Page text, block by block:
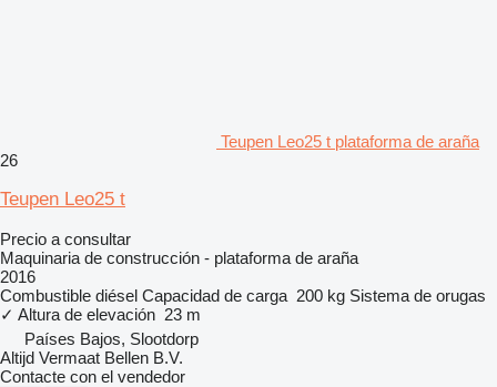
Teupen Leo25 t plataforma de araña
26
Teupen Leo25 t
Precio a consultar
Maquinaria de construcción - plataforma de araña
2016
Combustible diésel Capacidad de carga 200 kg Sistema de orugas
✓ Altura de elevación 23 m
Países Bajos, Slootdorp
Altijd Vermaat Bellen B.V.
Contacte con el vendedor